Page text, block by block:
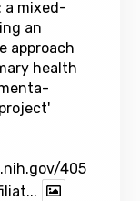
a mixed-
an
approach
health
405